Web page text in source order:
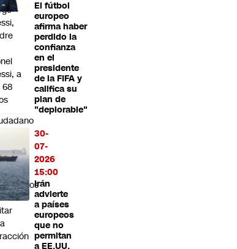
El fútbol
europeo
afirma haber
perdido la
confianza
en el
presidente
de la FIFA y
califica su
plan de
"deplorable"
30-
07-
2026
15:00
Irán
advierte
a países
europeos
que no
permitan
a EE.UU.
a
68
mil